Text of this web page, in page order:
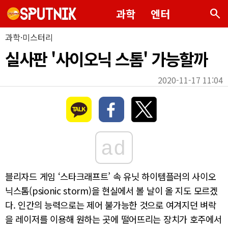
과학 엔터 search
과학·미스터리
실사판 '사이오닉 스톰' 가능할까
2020-11-17 11:04
ad
블리자드 게임 ‘스타크래프트’ 속 유닛 하이템플러의 사이오
닉스톰(psionic storm)을 현실에서 볼 날이 올 지도 모르겠
다. 인간의 능력으로는 제어 불가능한 것으로 여겨지던 벼락
을 레이저를 이용해 원하는 곳에 떨어뜨리는 장치가 호주에서